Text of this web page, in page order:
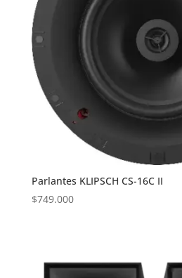
Parlantes KLIPSCH CS-16C II
$749.000